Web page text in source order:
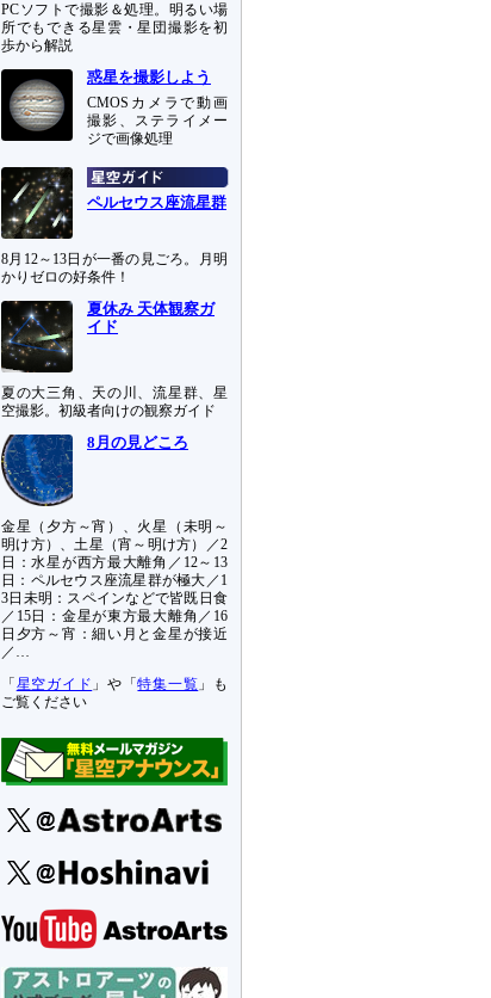
PCソフトで撮影＆処理。明るい場
所でもできる星雲・星団撮影を初
歩から解説
惑星を撮影しよう
CMOSカメラで動画
撮影、ステライメー
ジで画像処理
ペルセウス座流星群
8月12～13日が一番の見ごろ。月明
かりゼロの好条件！
夏休み 天体観察ガ
イド
夏の大三角、天の川、流星群、星
空撮影。初級者向けの観察ガイド
8月の見どころ
金星（夕方～宵）、火星（未明～
明け方）、土星（宵～明け方）／2
日：水星が西方最大離角／12～13
日：ペルセウス座流星群が極大／1
3日未明：スペインなどで皆既日食
／15日：金星が東方最大離角／16
日夕方～宵：細い月と金星が接近
／…
「 星空ガイド 」や「特集一覧 」も
ご覧ください